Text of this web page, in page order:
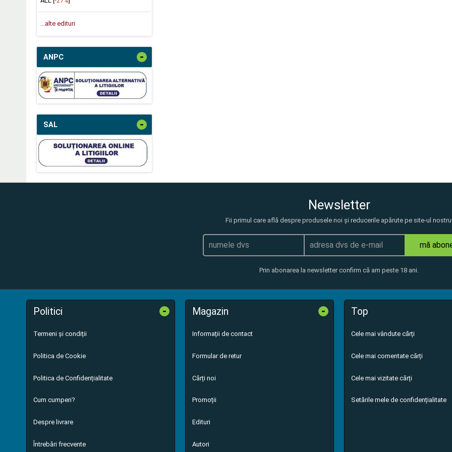
...alte edituri
ANPC -
SAL -
Newsletter
Fii primul care află despre produsele noi și reducerile apărute pe site-ul
mă
Prin abonarea la newsletter confirm că am peste 18 ani.
Politici -
Termeni și condiții
Politica de Cookie
Politica de Confidențialitate
Cum cumperi?
Despre livrare
Întrebări frecvente
Magazin -
Informații de contact
Formular de retur
Cărți noi
Promoții
Edituri
Autori
Top
Cele mai vândute cărți
Cele mai comentate cărți
Cele mai vizitate cărți
Setările mele de confidențialitate